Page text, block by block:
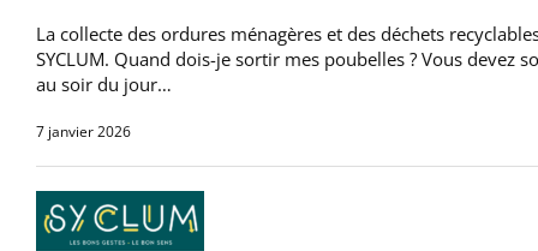
La collecte des ordures ménagères et des déchets
SYCLUM. Quand dois-je sortir mes poubelles ? Vous devez
au soir du jour…
7 janvier 2026